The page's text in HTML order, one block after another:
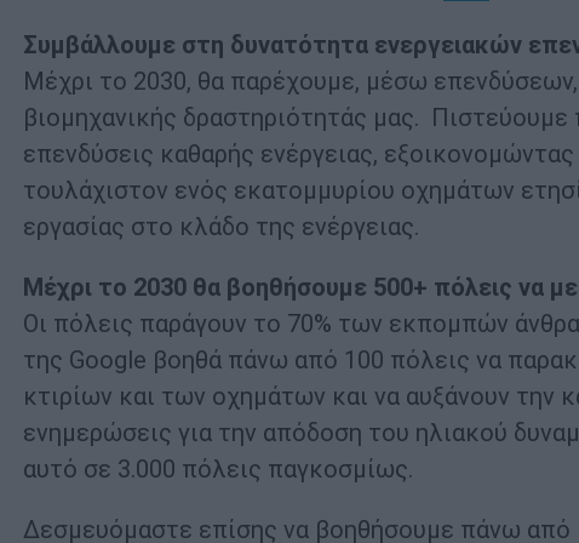
Συμβάλλουμε στη δυνατότητα ενεργειακών
Μέχρι το 2030, θα παρέχουμε, μέσω
βιομηχανικής δραστηριότητάς μας.
επενδύσεις καθαρής ενέργειας,
τουλάχιστον ενός εκατομμυρίου οχημάτων
εργασίας στο κλάδο της ενέργειας.
Μέχρι το 2030 θα βοηθήσουμε 500+ πόλεις να
Οι πόλεις παράγουν το 70% των εκπομπών
της Google βοηθά πάνω από 100 πόλεις να
κτιρίων και των οχημάτων και να αυξάνουν την
ενημερώσεις για την απόδοση του ηλιακού
αυτό σε 3.000 πόλεις παγκοσμίως.
Δεσμευόμαστε επίσης να βοηθήσουμε πάνω από